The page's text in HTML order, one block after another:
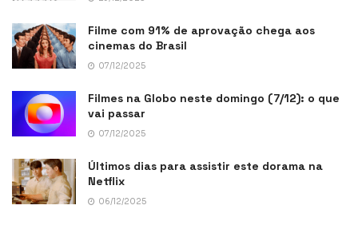
Filme com 91% de aprovação chega aos
cinemas do Brasil
07/12/2025
Filmes na Globo neste domingo (7/12): o que
vai passar
07/12/2025
Últimos dias para assistir este dorama na
Netflix
06/12/2025